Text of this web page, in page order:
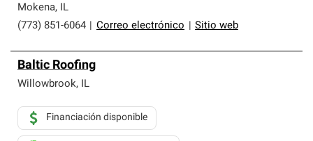
Mokena, IL
(773) 851-6064
Correo electrónico Sitio web
Baltic Roofing
Willowbrook, IL
Financiación disponible